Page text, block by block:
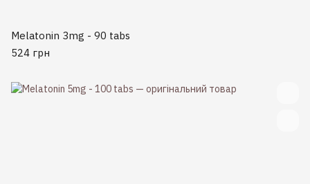
Melatonin 3mg - 90 tabs
524 грн